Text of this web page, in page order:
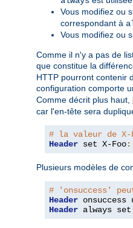
Vous modifiez ou
correspondant à
Vous modifiez ou
Comme il n'y a pas de
que constitue la
HTTP pourront contenir
configuration comporte
Comme décrit plus haut,
car l'en-tête sera
# la valeur de
Header set X-Foo:
Plusieurs modèles de
# 'onsuccess'
Header
Header always set